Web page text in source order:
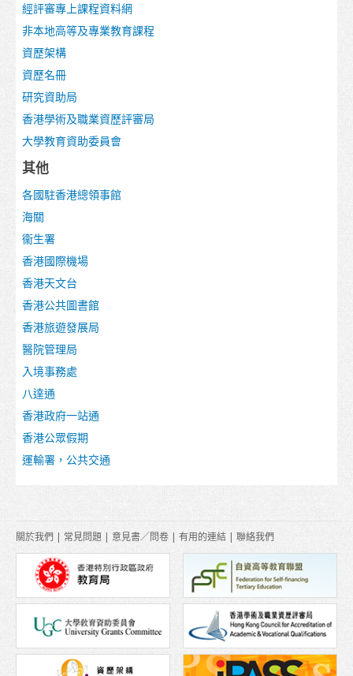
職業專才教育
資歷架構
「香港發展為國際教育樞紐」的政策
香港院校的校曆
更多升學選擇
升學途徑
申請入學
如何申請
簽證
入學要求
到埗
住宿
支援服務
非本地學生的受養人入境安排
醫療和安全
保險
理財
電訊
經評審專上課程資料網
非本地高等及專業教育課程
資歷架構
資歷名冊
研究資助局
香港學術及職業資歷評審局
大學教育資助委員會
其他
各國駐香港總領事館
海關
衞生署
香港國際機場
香港天文台
香港公共圖書館
香港旅遊發展局
醫院管理局
入境事務處
八達通
香港政府一站通
香港公眾假期
運輸署，公共交通
關於我們 | 常見問題 | 意見書／問卷 | 有用的連結 | 聯絡我們